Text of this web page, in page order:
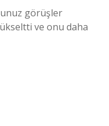
görüşler
ve onu daha